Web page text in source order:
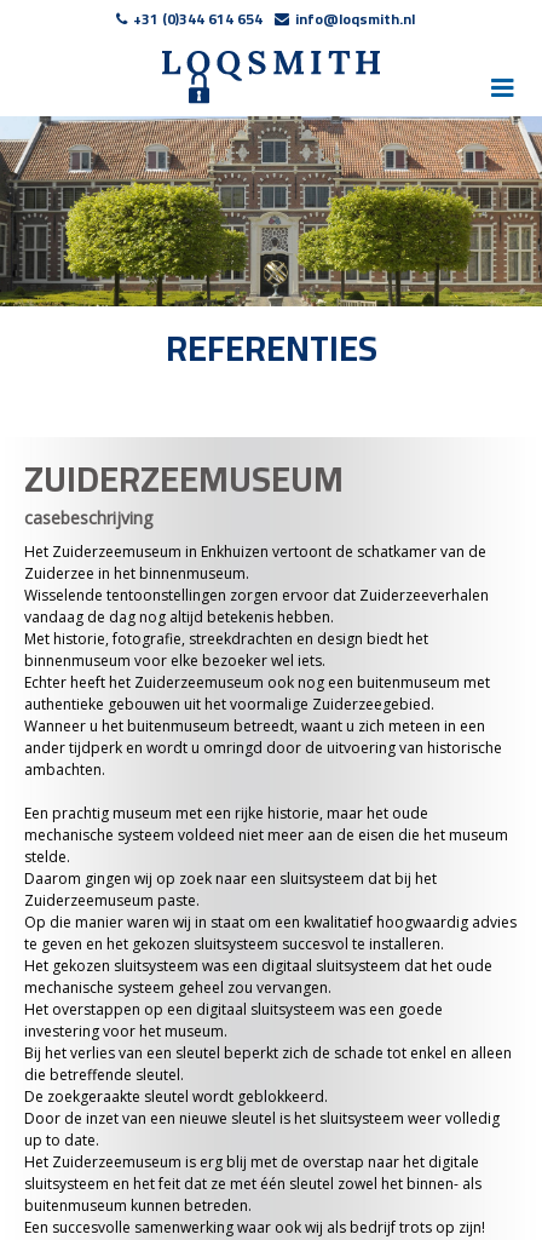
+31 (0)344 614 654 info@loqsmith.nl
REFERENTIES
ZUIDERZEEMUSEUM
casebeschrijving
Het Zuiderzeemuseum in Enkhuizen vertoont de schatkamer van de
Zuiderzee in het binnenmuseum.
Wisselende tentoonstellingen zorgen ervoor dat Zuiderzeeverhalen
vandaag de dag nog altijd betekenis hebben.
Met historie, fotografie, streekdrachten en design biedt het
binnenmuseum voor elke bezoeker wel iets.
Echter heeft het Zuiderzeemuseum ook nog een buitenmuseum met
authentieke gebouwen uit het voormalige Zuiderzeegebied.
Wanneer u het buitenmuseum betreedt, waant u zich meteen in een
ander tijdperk en wordt u omringd door de uitvoering van historische
ambachten.
Een prachtig museum met een rijke historie, maar het oude
mechanische systeem voldeed niet meer aan de eisen die het museum
stelde.
Daarom gingen wij op zoek naar een sluitsysteem dat bij het
Zuiderzeemuseum paste.
Op die manier waren wij in staat om een kwalitatief hoogwaardig advies
te geven en het gekozen sluitsysteem succesvol te installeren.
Het gekozen sluitsysteem was een digitaal sluitsysteem dat het oude
mechanische systeem geheel zou vervangen.
Het overstappen op een digitaal sluitsysteem was een goede
investering voor het museum.
Bij het verlies van een sleutel beperkt zich de schade tot enkel en alleen
die betreffende sleutel.
De zoekgeraakte sleutel wordt geblokkeerd.
Door de inzet van een nieuwe sleutel is het sluitsysteem weer volledig
up to date.
Het Zuiderzeemuseum is erg blij met de overstap naar het digitale
sluitsysteem en het feit dat ze met één sleutel zowel het binnen- als
buitenmuseum kunnen betreden.
Een succesvolle samenwerking waar ook wij als bedrijf trots op zijn!